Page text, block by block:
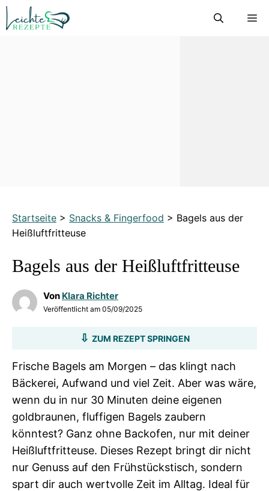
Zum
Inhalt
Startseite > Snacks & Fingerfood > Bagels aus der
Heißluftfritteuse
Bagels aus der Heißluftfritteuse
Von Klara Richter
Veröffentlicht am 05/09/2025
ZUM REZEPT SPRINGEN
Frische Bagels am Morgen – das klingt nach
Bäckerei, Aufwand und viel Zeit. Aber was wäre,
wenn du in nur 30 Minuten deine eigenen
goldbraunen, fluffigen Bagels zaubern
könntest? Ganz ohne Backofen, nur mit deiner
Heißluftfritteuse. Dieses Rezept bringt dir nicht
nur Genuss auf den Frühstückstisch, sondern
spart dir auch wertvolle Zeit im Alltag. Ideal für